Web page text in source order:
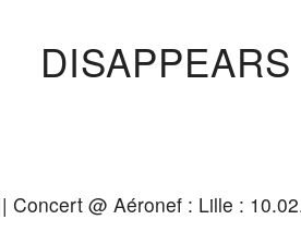
Concert @ Aéronef : Lille :